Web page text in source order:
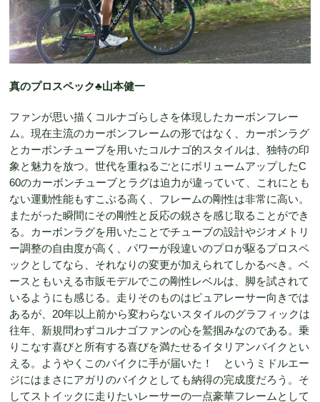
真のプロスペック♣︎山本健一
ファンが思い描くコルナゴらしさを体現したカーボンフレー
ム。現在主流のカーボンフレームの形ではなく、カーボンラグ
とカーボンチューブを用いたコルナゴ的スタイルは、独特の印
象と魅力を放つ。世代を重ねるごとにボリュームアップしたC
60のカーボンチューブとラグは迫力が違っていて、これにとも
ない運動性能もすこぶる高く、フレームの剛性は非常に高い。
またがった瞬間にその剛性と反応の鋭さを感じ取ることができ
る。カーボンラグを用いたことでチューブの設計やジオメトリ
ー調整の自由度が高く、パワーが段違いのプロが駆るプロスペ
ックとしてなら、それなりの変更が加えられてしかるべき。ベ
ースともいえる市販モデルでこの剛性レベルは、脚を試されて
いるようにも感じる。走りそのものはピュアレーサー向きでは
あるが、20年以上前から変わらないスタイルのグラフィックは
往年、新規問わずコルナゴファンの心を鷲掴みなのである。乗
りこなす喜びと所有する喜びを満たせるイタリアンバイクとい
える。ようやくこのバイクに手が届いた！ というミドルエー
ジにはまさにアガリのバイクとしても納得の完成度だろう。そ
してストイックに走りたいレーサーの一点豪華フレームとして